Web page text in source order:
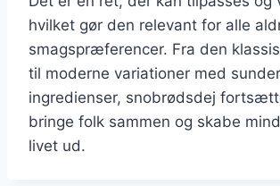
hvilket gør den relevant for alle
smagspræferencer. Fra den
til moderne variationer med
ingredienser, snobrødsdej
bringe folk sammen og skabe
livet ud.